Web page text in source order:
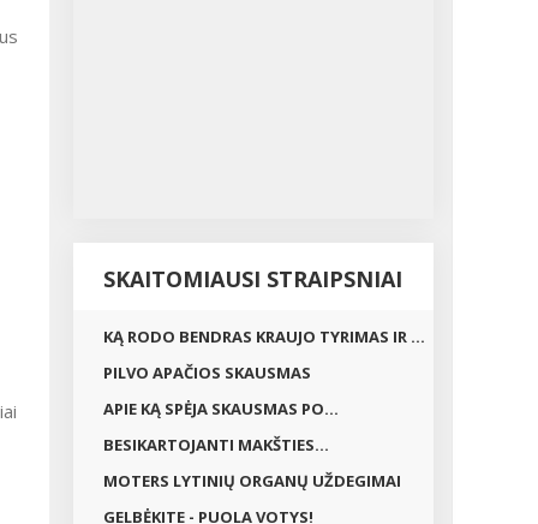
SKAITOMIAUSI STRAIPSNIAI
KĄ RODO BENDRAS KRAUJO TYRIMAS IR ...
PILVO APAČIOS SKAUSMAS
APIE KĄ SPĖJA SKAUSMAS PO...
BESIKARTOJANTI MAKŠTIES...
MOTERS LYTINIŲ ORGANŲ UŽDEGIMAI
GELBĖKITE - PUOLA VOTYS!